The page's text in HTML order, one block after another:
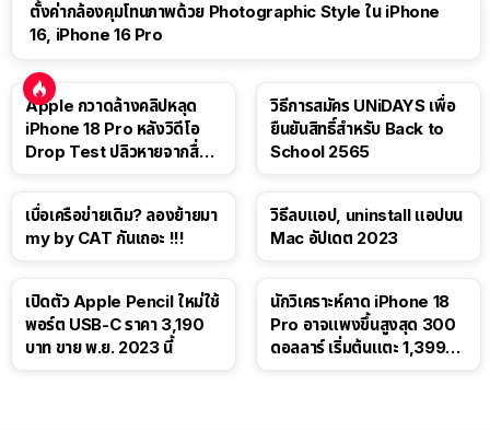
ตั้งค่ากล้องคุมโทนภาพด้วย Photographic Style ใน iPhone
16, iPhone 16 Pro
Apple กวาดล้างคลิปหลุด
iPhone 18 Pro หลังวิดีโอ
Drop Test ปลิวหายจากสื่อ
วิธีการสมัคร UNiDAYS เพื่อ
ยืนยันสิทธิ์สำหรับ Back to
School 2565
เบื่อเครือข่ายเดิม? ลองย้ายมา
my by CAT กันเถอะ !!!
วิธีลบแอป, uninstall แอปบน
Mac อัปเดต 2023
เปิดตัว Apple Pencil ใหม่ใช้
พอร์ต USB-C ราคา 3,190
บาท ขาย พ.ย. 2023 นี้
นักวิเคราะห์คาด iPhone 18
Pro อาจแพงขึ้นสูงสุด 300
ดอลลาร์ เริ่มต้นแตะ 1,399